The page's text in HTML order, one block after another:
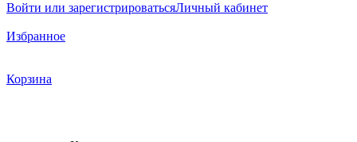
Войти или зарегистрироватьсяЛичный кабинет
Избранное
Корзина